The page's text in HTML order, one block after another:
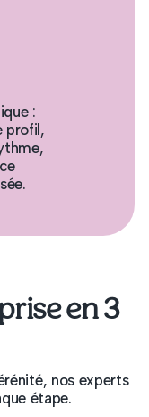
:
profil,
en 3
nos experts
étape.